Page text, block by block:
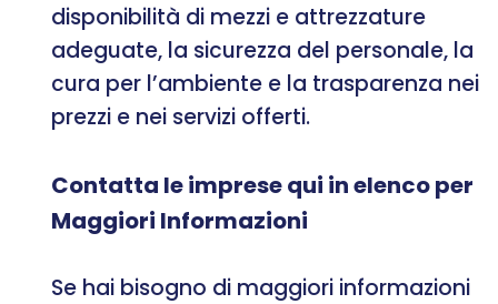
disponibilità di mezzi e attrezzature
adeguate, la sicurezza del personale, la
cura per l’ambiente e la trasparenza nei
prezzi e nei servizi offerti.
Contatta le imprese qui in elenco per
Maggiori Informazioni
Se hai bisogno di maggiori informazioni